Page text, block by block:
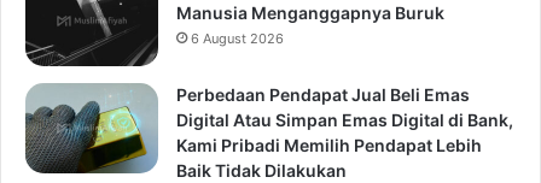
Manusia Menganggapnya Buruk
6 August 2026
Perbedaan Pendapat Jual Beli Emas
Digital Atau Simpan Emas Digital di Bank,
Kami Pribadi Memilih Pendapat Lebih
Baik Tidak Dilakukan